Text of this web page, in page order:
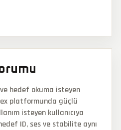
hedef okuma isteyen
platformunda güçlü
isteyen kullanıcıya
ID, ses ve stabilite aynı